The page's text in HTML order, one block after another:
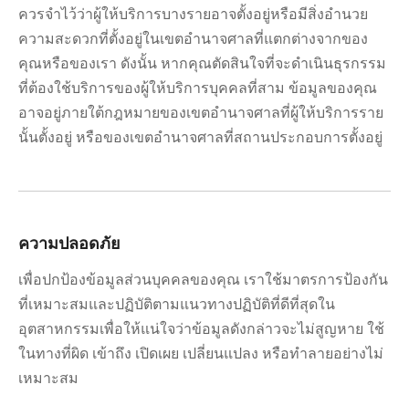
ควรจำไว้ว่าผู้ให้บริการบางรายอาจตั้งอยู่หรือมีสิ่งอำนวย
ความสะดวกที่ตั้งอยู่ในเขตอำนาจศาลที่แตกต่างจากของ
คุณหรือของเรา ดังนั้น หากคุณตัดสินใจที่จะดำเนินธุรกรรม
ที่ต้องใช้บริการของผู้ให้บริการบุคคลที่สาม ข้อมูลของคุณ
อาจอยู่ภายใต้กฎหมายของเขตอำนาจศาลที่ผู้ให้บริการราย
นั้นตั้งอยู่ หรือของเขตอำนาจศาลที่สถานประกอบการตั้งอยู่
ความปลอดภัย
เพื่อปกป้องข้อมูลส่วนบุคคลของคุณ เราใช้มาตรการป้องกัน
ที่เหมาะสมและปฏิบัติตามแนวทางปฏิบัติที่ดีที่สุดใน
อุตสาหกรรมเพื่อให้แน่ใจว่าข้อมูลดังกล่าวจะไม่สูญหาย ใช้
ในทางที่ผิด เข้าถึง เปิดเผย เปลี่ยนแปลง หรือทำลายอย่างไม่
เหมาะสม